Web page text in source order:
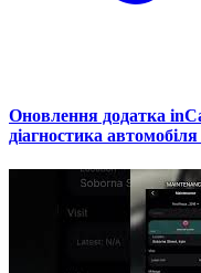
Оновлення додатка
діагностика